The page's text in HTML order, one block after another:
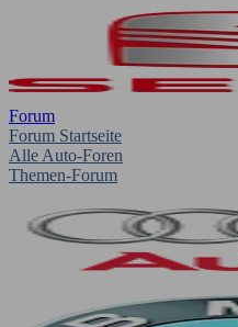
Forum
Forum Startseite
Alle Auto-Foren
Themen-Forum